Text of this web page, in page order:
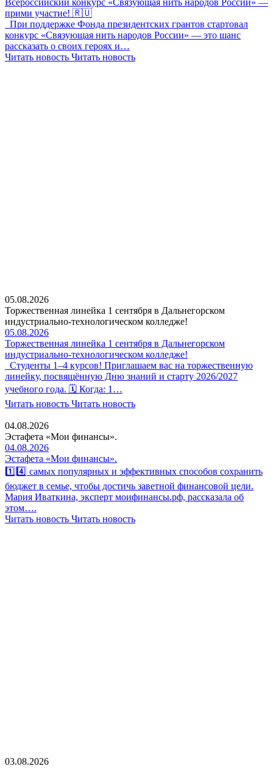
прими участие! 🇷🇺
При поддержке Фонда президентских грантов стартовал
конкурс «Связующая нить народов России» — это шанс
рассказать о своих героях и…
Читать новость Читать новость
05.08.2026
Торжественная линейка 1 сентября в Дальнегорском
индустриально-технологическом колледже!
05.08.2026
Торжественная линейка 1 сентября в Дальнегорском
индустриально-технологическом колледже!
Студенты 1–4 курсов! Приглашаем вас на торжественную
линейку, посвящённую Дню знаний и старту 2026/2027
учебного года. 🗓 Когда: 1…
Читать новость Читать новость
04.08.2026
Эстафета «Мои финансы».
04.08.2026
Эстафета «Мои финансы».
1️⃣4️⃣ самых популярных и эффективных способов сохранить
бюджет в семье, чтобы достичь заветной финансовой цели.
Мария Иваткина, эксперт моифинансы.рф, рассказала об
этом….
Читать новость Читать новость
03.08.2026